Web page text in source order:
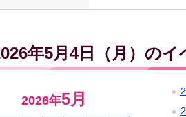
年5月4日（月）のイ
2026年5月